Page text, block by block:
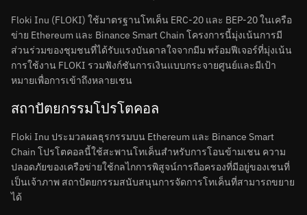
Floki Inu (FLOKI) ใช้มาตรฐานโทเค็น ERC-20 และ BEP-20 ในเครือ
ข่าย Ethereum และ Binance Smart Chain โครงการนี้มุ่งเน้นการมี
ส่วนร่วมของชุมชนที่ได้รับแรงบันดาลใจจากมีม พร้อมฟีเจอร์ที่มุ่งเน้น
การใช้งาน FLOKI รวมฟังก์ชันการเงินแบบกระจายศูนย์และมีเป้า
หมายเพื่อการเข้าถึงหลายเชน
สถาปัตยกรรมโปรโตคอล
Floki Inu ประมวลผลธุรกรรมบน Ethereum และ Binance Smart
Chain โปรโตคอลนี้ใช้สะพานโทเค็นสำหรับการโอนข้ามเชน ความ
ปลอดภัยของเครือข่ายใช้กลไกการพิสูจน์การถือครองที่มีอยู่ของเชนที่
เป็นเจ้าภาพ สถาปัตยกรรมสนับสนุนการจัดการโทเค็นที่สามารถขยาย
ได้